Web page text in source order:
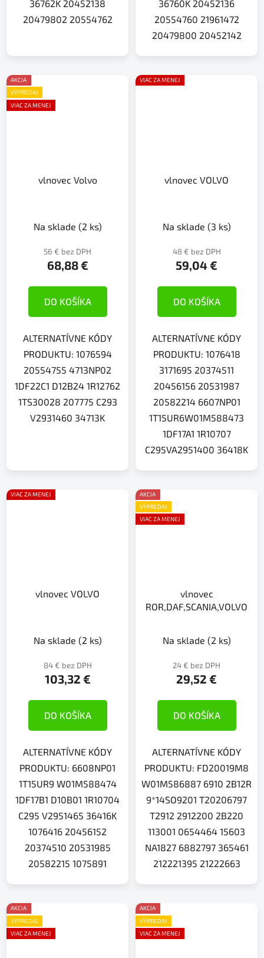
36762K 20452138
20479802 20554762
36760K 20452136
20554760 21961472
20479800 20452142
AKCIA
VÝPREDAJ
VIAC ZA MENEJ
vlnovec Volvo
Na sklade (2 ks)
56 € bez DPH
68,88 €
DO KOŠÍKA
ALTERNATÍVNE KÓDY
PRODUKTU: 1076594
20554755 4713NP02
1DF22C1 D12B24 1R12762
1TS30028 207775 C293
V2931460 34713K
VIAC ZA MENEJ
vlnovec VOLVO
Na sklade (3 ks)
48 € bez DPH
59,04 €
DO KOŠÍKA
ALTERNATÍVNE KÓDY
PRODUKTU: 1076418
3171695 20374511
20456156 20531987
20582214 6607NP01
1T15UR6W01M588473
1DF17A1 1R10707
C295VA2951400 36418K
VIAC ZA MENEJ
vlnovec VOLVO
Na sklade (2 ks)
84 € bez DPH
103,32 €
DO KOŠÍKA
ALTERNATÍVNE KÓDY
PRODUKTU: 6608NP01
1T15UR9 W01M588474
1DF17B1 D10B01 1R10704
C295 V2951465 36416K
1076416 20456152
20374510 20531985
20582215 1075891
AKCIA
VÝPREDAJ
VIAC ZA MENEJ
vlnovec
ROR,DAF,SCANIA,VOLVO
Na sklade (2 ks)
24 € bez DPH
29,52 €
DO KOŠÍKA
ALTERNATÍVNE KÓDY
PRODUKTU: FD20019M8
W01M586887 6910 2B12R
9*14SO9201 T20206797
T2912 2912200 2B220
113001 0654464 15603
NA1827 6882797 365461
212221395 21222663
AKCIA
VÝPREDAJ
VIAC ZA MENEJ
AKCIA
VÝPREDAJ
VIAC ZA MENEJ